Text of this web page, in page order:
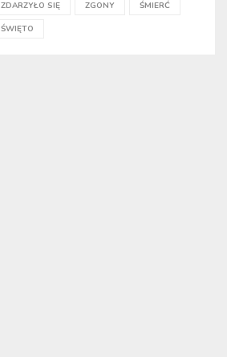
ZDARZYŁO SIĘ ZGONY ŚMIERĆ
ŚWIĘTO